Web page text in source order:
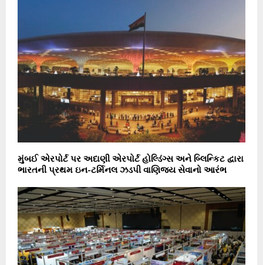
મુંબઈ એરપોર્ટ પર અદાણી એરપોર્ટ હોલ્ડિંગ્સ અને બ્લિન્કિટ દ્વારા
ભારતની પ્રથમ ઇન-ટર્મિનલ ઝડપી વાણિજ્ય સેવાનો આરંભ